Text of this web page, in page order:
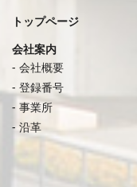
トップページ
会社案内
会社概要
登録番号
事業所
沿革